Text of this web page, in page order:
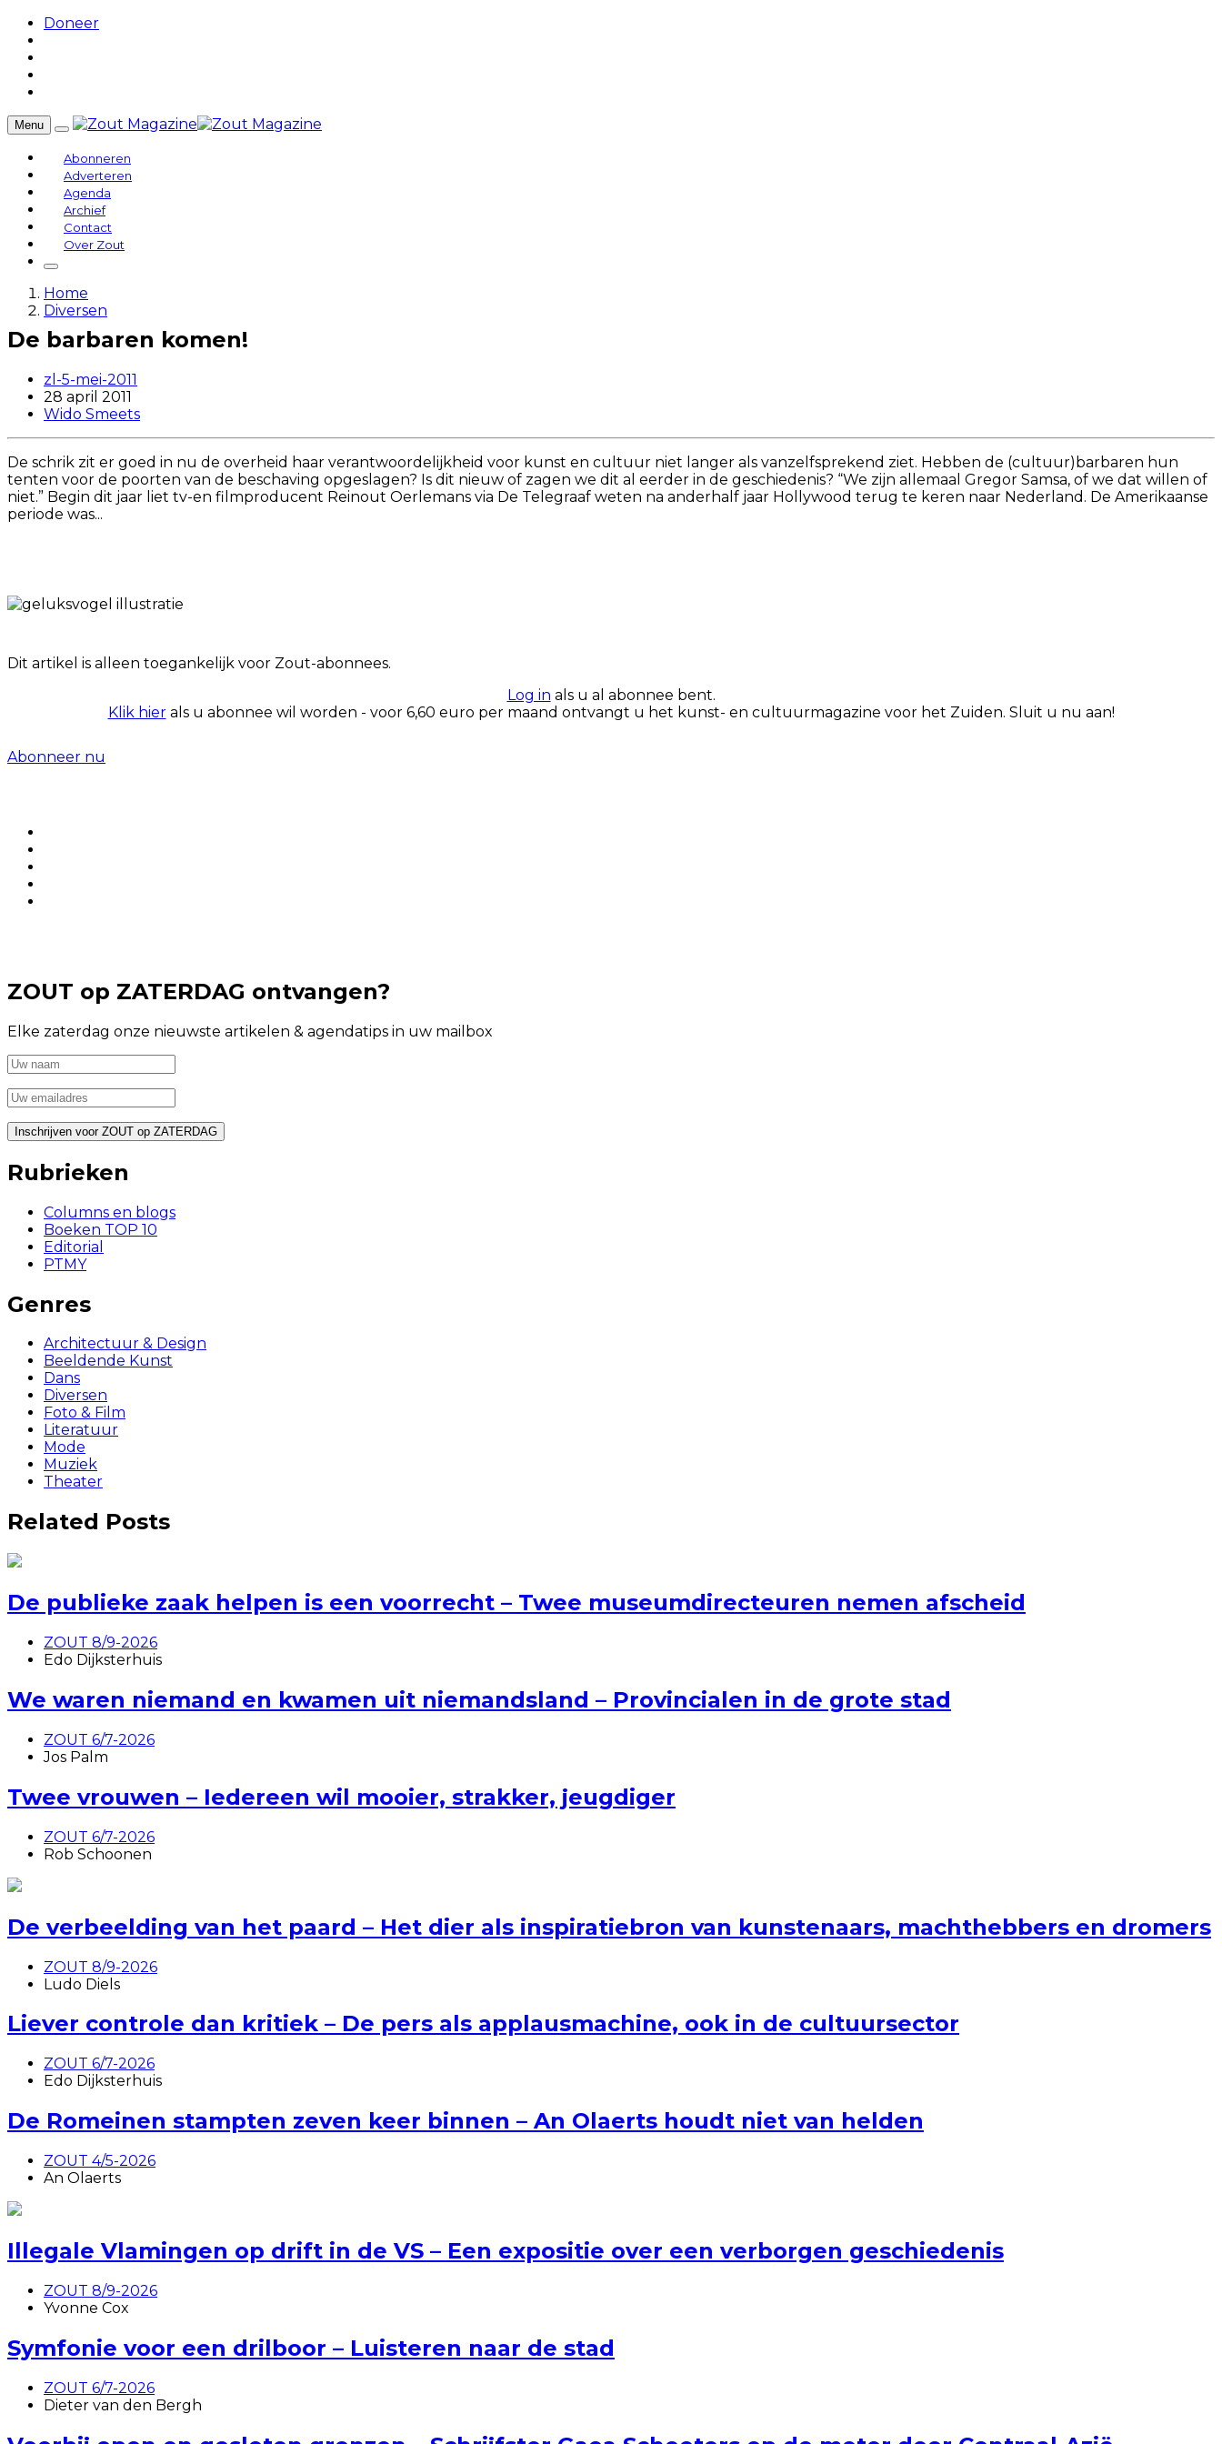
Doneer
Menu
Abonneren
Adverteren
Agenda
Archief
Contact
Over Zout
Home
Diversen
De barbaren komen!
zl-5-mei-2011
28 april 2011
Wido Smeets
De schrik zit er goed in nu de overheid haar verantwoordelijkheid voor kunst en cultuur niet langer als vanzelfsprekend ziet. Hebben de (cultuur)barbaren hun
tenten voor de poorten van de beschaving opgeslagen? Is dit nieuw of zagen we dit al eerder in de geschiedenis? “We zijn allemaal Gregor Samsa, of we dat willen of
niet.” Begin dit jaar liet tv-en filmproducent Reinout Oerlemans via De Telegraaf weten na anderhalf jaar Hollywood terug te keren naar Nederland. De Amerikaanse
periode was...
Dit artikel is alleen toegankelijk voor Zout-abonnees.
Log in als u al abonnee bent.
Klik hierals u abonnee wil worden - voor 6,60 euro per maand ontvangt u het kunst- en cultuurmagazine voor het Zuiden. Sluit u nu aan!
Abonneer nu
ZOUT op ZATERDAG ontvangen?
Elke zaterdag onze nieuwste artikelen & agendatips in uw mailbox
Rubrieken
Columns en blogs
Boeken TOP 10
Editorial
PTMY
Genres
Architectuur & Design
Beeldende Kunst
Dans
Diversen
Foto & Film
Literatuur
Mode
Muziek
Theater
Related Posts
De publieke zaak helpen is een voorrecht – Twee museumdirecteuren nemen afscheid
ZOUT 8/9-2026
Edo Dijksterhuis
We waren niemand en kwamen uit niemandsland – Provincialen in de grote stad
ZOUT 6/7-2026
Jos Palm
Twee vrouwen – Iedereen wil mooier, strakker, jeugdiger
ZOUT 6/7-2026
Rob Schoonen
De verbeelding van het paard – Het dier als inspiratiebron van kunstenaars, machthebbers en dromers
ZOUT 8/9-2026
Ludo Diels
Liever controle dan kritiek – De pers als applausmachine, ook in de cultuursector
ZOUT 6/7-2026
Edo Dijksterhuis
De Romeinen stampten zeven keer binnen – An Olaerts houdt niet van helden
ZOUT 4/5-2026
An Olaerts
Illegale Vlamingen op drift in de VS – Een expositie over een verborgen geschiedenis
ZOUT 8/9-2026
Yvonne Cox
Symfonie voor een drilboor – Luisteren naar de stad
ZOUT 6/7-2026
Dieter van den Bergh